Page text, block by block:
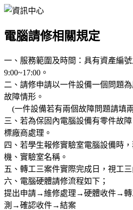
電腦請修相關規定
一、服務範圍及時間：具有資產編
9:00~17:00。
二、請修申請以一件設備一個問題
故障情形。
(一件設備若有兩個故障問題請填
三、若為保固內電腦設備有零件故
標廠商處理。
四、若學生報修實驗室電腦設備時
機、實驗室名稱。
五、轉工三案件實際完成日，視工
六、電腦硬體請修流程如下；
提出申請→維修處理→硬體收件→
測→確認收件→結案